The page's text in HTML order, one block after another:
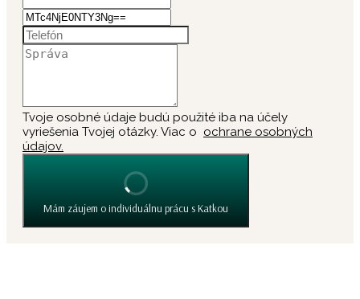
Tvoje osobné údaje budú použité iba na účely
vyriešenia Tvojej otázky. Viac o ochrane osobných
údajov.
Mám záujem o individuálnu prácu s Katkou